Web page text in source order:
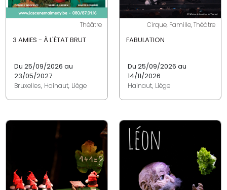
Théâtre
3 AMIES - À L'ÉTAT BRUT
Du 25/09/2026 au
23/05/2027
Bruxelles, Hainaut, Liège
Cirque, Famille, Théâtre
FABULATION
Du 25/09/2026 au
14/11/2026
Hainaut, Liège